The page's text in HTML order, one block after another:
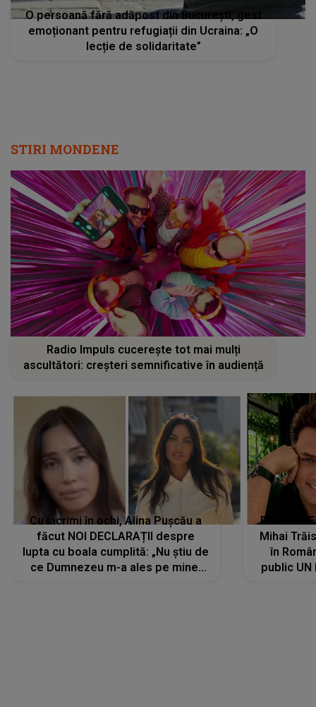
O persoană fără adăpost din București, gest
emoționant pentru refugiații din Ucraina: „O
lecție de solidaritate”
STIRI MONDENE
Radio Impuls cucerește tot mai mulți
ascultători: creșteri semnificative în audiență
Cu lacrimi în ochi, Alina Pușcău a
făcut NOI DECLARAȚII despre
lupta cu boala cumplită: „Nu știu de
ce Dumnezeu m-a ales pe mine.
Mihai
în
public UN